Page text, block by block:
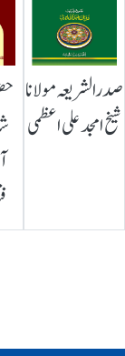
صدرالشریعہ مولانا
شیخ امجد علی اعظمی